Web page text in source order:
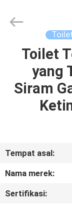
RUMAH
PRODUK
TUR
Ware
Reserved.Toilet
yang
Siram
Tempat asal:
Nama merek:
Sertifikasi: